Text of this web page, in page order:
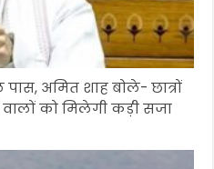
अमित शाह बोले- छात्रों
को मिलेगी कड़ी सजा